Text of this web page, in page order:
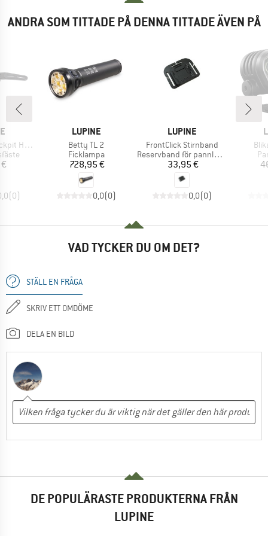
ANDRA SOM TITTADE PÅ DENNA TITTADE ÄVEN PÅ
Halter
(0)
VARUMÄRKE
LUPINE
Produkter
Betty TL 2
Produktgrupp
Ficklampa
Pris
728,95 €
0,0(0)
VARUMÄRKE
LUPINE
Produkter
FrontClick Stirnband
Produktgrupp
Reservband för pannlampor
Pris
33,95 €
0,0(0)
VAD TYCKER DU OM DET?
STÄLL EN FRÅGA
SKRIV ETT OMDÖME
DELA EN BILD
DE POPULÄRASTE PRODUKTERNA FRÅN
LUPINE